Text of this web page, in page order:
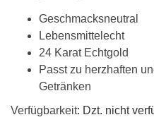
Geschmacksneutral
Lebensmittelecht
24 Karat Echtgold
Passt zu herzhaften
Getränken
Verfügbarkeit: Dzt. nicht